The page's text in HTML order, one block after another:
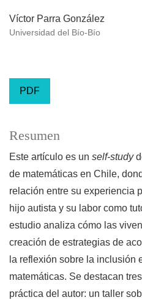
Víctor Parra González
Universidad del Bío-Bío
PDF
Resumen
Este artículo es un self-study
de matemáticas en Chile,
relación entre su experiencia
hijo autista y su labor como
estudio analiza cómo las
creación de estrategias de
la reflexión sobre la inclusión
matemáticas. Se destacan
práctica del autor: un taller